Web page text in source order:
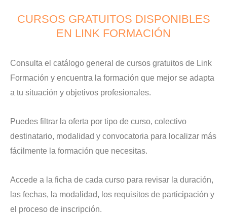
CURSOS GRATUITOS DISPONIBLES
EN LINK FORMACIÓN
Consulta el catálogo general de cursos gratuitos de Link
Formación y encuentra la formación que mejor se adapta
a tu situación y objetivos profesionales.
Puedes filtrar la oferta por tipo de curso, colectivo
destinatario, modalidad y convocatoria para localizar más
fácilmente la formación que necesitas.
Accede a la ficha de cada curso para revisar la duración,
las fechas, la modalidad, los requisitos de participación y
el proceso de inscripción.